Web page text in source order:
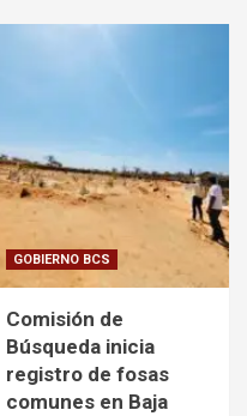
GOBIERNO BCS
Comisión de
Búsqueda inicia
registro de fosas
comunes en Baja